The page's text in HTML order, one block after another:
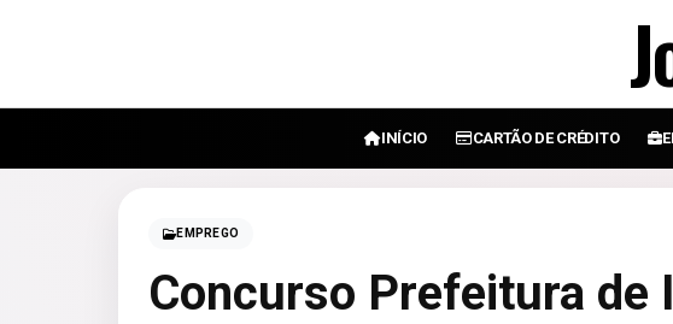
INÍCIO CARTÃO DE CRÉDITO
EMPREGO
Concurso Prefeitura de